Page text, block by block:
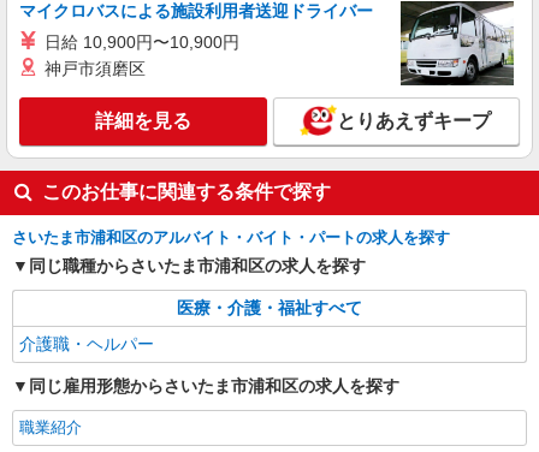
マイクロバスによる施設利用者送迎ドライバー
日給 10,900円〜10,900円
神戸市須磨区
詳細を見る とりあえずキープ
このお仕事に関連する条件で探す
さいたま市浦和区のアルバイト・バイト・パートの求人を探す
同じ職種からさいたま市浦和区の求人を探す
医療・介護・福祉すべて
介護職・ヘルパー
同じ雇用形態からさいたま市浦和区の求人を探す
職業紹介